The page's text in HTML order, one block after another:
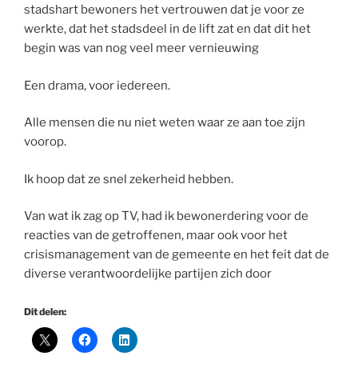
stadshart bewoners het vertrouwen dat je voor ze
werkte, dat het stadsdeel in de lift zat en dat dit het
begin was van nog veel meer vernieuwing
Een drama, voor iedereen.
Alle mensen die nu niet weten waar ze aan toe zijn
voorop.
Ik hoop dat ze snel zekerheid hebben.
Van wat ik zag op TV, had ik bewonerdering voor de
reacties van de getroffenen, maar ook voor het
crisismanagement van de gemeente en het feit dat de
diverse verantwoordelijke partijen zich door
Dit delen: